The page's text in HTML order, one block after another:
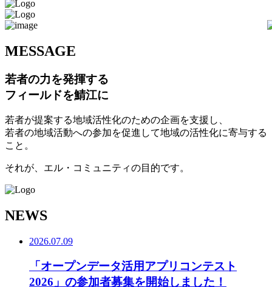
MESSAGE
若者の力を発揮する
フィールドを鯖江に
若者が提案する地域活性化のための企画を支援し、
若者の地域活動への参加を促進して地域の活性化に寄与する
こと。
それが、エル・コミュニティの目的です。
NEWS
2026.07.09
「オープンデータ活用アプリコンテスト
2026」の参加者募集を開始しました！